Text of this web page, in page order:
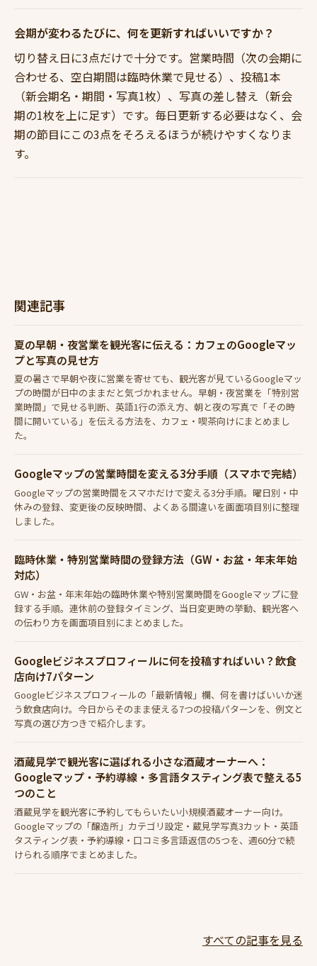
会期が変わるたびに、何を更新すればいいですか？
切り替え日に3点だけで十分です。営業時間（次の会期に
合わせる、空白期間は臨時休業で見せる）、投稿1本
（新会期名・期間・写真1枚）、写真の差し替え（新会
期の1枚を上に足す）です。毎日更新する必要はなく、会
期の節目にこの3点をそろえるほうが続けやすくなりま
す。
関連記事
夏の早朝・夜営業を観光客に伝える：カフェのGoogleマッ
プと写真の見せ方
夏の暑さで早朝や夜に営業を寄せても、観光客が見ているGoogleマッ
プの時間が日中のままだと気づかれません。早朝・夜営業を「特別営
業時間」で見せる判断、英語1行の添え方、朝と夜の写真で「その時
間に開いている」を伝える方法を、カフェ・喫茶向けにまとめまし
た。
Googleマップの営業時間を変える3分手順（スマホで完結）
Googleマップの営業時間をスマホだけで変える3分手順。曜日別・中
休みの登録、変更後の反映時間、よくある間違いを画面項目別に整理
しました。
臨時休業・特別営業時間の登録方法（GW・お盆・年末年始
対応）
GW・お盆・年末年始の臨時休業や特別営業時間をGoogleマップに登
録する手順。連休前の登録タイミング、当日変更時の挙動、観光客へ
の伝わり方を画面項目別にまとめました。
Googleビジネスプロフィールに何を投稿すればいい？飲食
店向け7パターン
Googleビジネスプロフィールの「最新情報」欄、何を書けばいいか迷
う飲食店向け。今日からそのまま使える7つの投稿パターンを、例文と
写真の選び方つきで紹介します。
酒蔵見学で観光客に選ばれる小さな酒蔵オーナーへ：
Googleマップ・予約導線・多言語タスティング表で整える5
つのこと
酒蔵見学を観光客に予約してもらいたい小規模酒蔵オーナー向け。
Googleマップの「醸造所」カテゴリ設定・蔵見学写真3カット・英語
タスティング表・予約導線・口コミ多言語返信の5つを、週60分で続
けられる順序でまとめました。
すべての記事を見る